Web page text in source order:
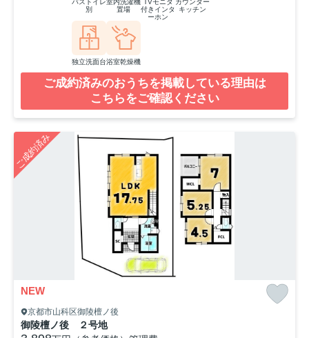
バストイレ
別
室内洗濯機
置場
TVモニタ
付きインタ
ーホン
カウンター
キッチン
独立洗面台浴室乾燥機
ご成約済みのおうちを掲載している理由は
こちらをご確認ください
ご成約済み
NEW
京都市山科区御陵檀ノ後
御陵檀ノ後 ２号地